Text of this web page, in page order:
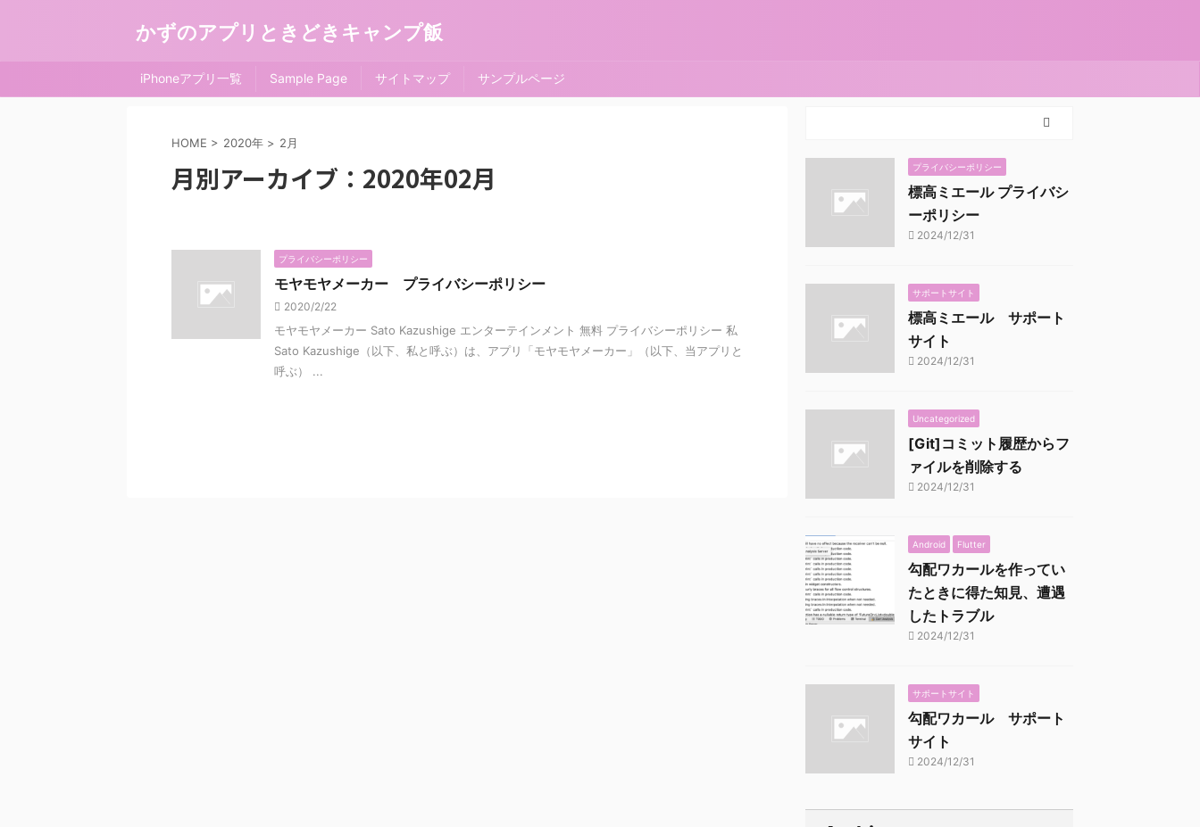
かずのアプリときどきキャンプ飯
iPhoneアプリ一覧 Sample Page サイトマップ サンプルページ
HOME > 2020年 > 2月
月別アーカイブ：2020年02月
プライバシーポリシー
モヤモヤメーカー プライバシーポリシー
2020/2/22
モヤモヤメーカー Sato Kazushige エンターテインメント 無料 プライバシーポリシー 私
Sato Kazushige（以下、私と呼ぶ）は、アプリ「モヤモヤメーカー」（以下、当アプリと
呼ぶ） ...
プライバシーポリシー
標高ミエール プライバシ
ーポリシー
2024/12/31
サポートサイト
標高ミエール サポート
サイト
2024/12/31
Uncategorized
[Git]コミット履歴からフ
ァイルを削除する
2024/12/31
Android Flutter
勾配ワカールを作ってい
たときに得た知見、遭遇
したトラブル
2024/12/31
サポートサイト
勾配ワカール サポート
サイト
2024/12/31